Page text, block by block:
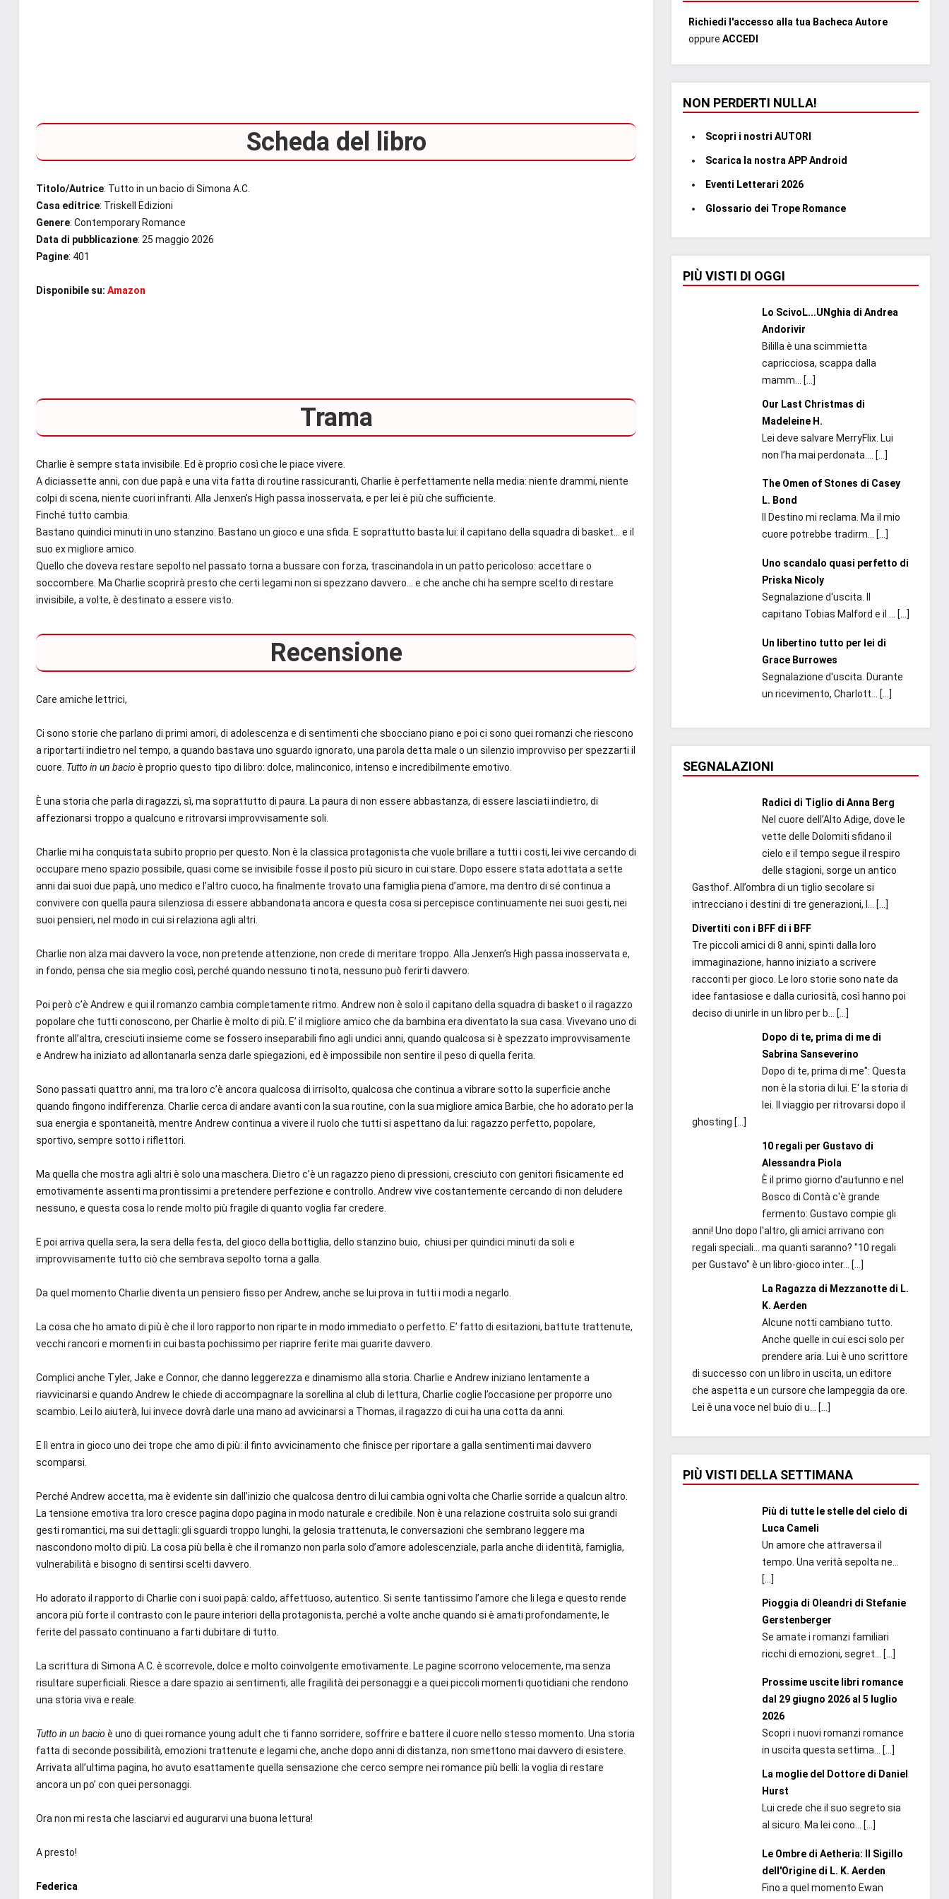
Scheda del libro
Titolo/Autrice: Tutto in un bacio di Simona A.C.
Casa editrice: Triskell Edizioni
Genere: Contemporary Romance
Data di pubblicazione: 25 maggio 2026
Pagine: 401
Disponibile su: Amazon
Trama
Charlie è sempre stata invisibile. Ed è proprio così che le piace vivere.
A diciassette anni, con due papà e una vita fatta di routine rassicuranti, Charlie è perfettamente nella media: niente drammi, niente
colpi di scena, niente cuori infranti. Alla Jenxen’s High passa inosservata, e per lei è più che sufficiente.
Finché tutto cambia.
Bastano quindici minuti in uno stanzino. Bastano un gioco e una sfida. E soprattutto basta lui: il capitano della squadra di basket… e il
suo ex migliore amico.
Quello che doveva restare sepolto nel passato torna a bussare con forza, trascinandola in un patto pericoloso: accettare o
soccombere. Ma Charlie scoprirà presto che certi legami non si spezzano davvero… e che anche chi ha sempre scelto di restare
invisibile, a volte, è destinato a essere visto.
Recensione
Care amiche lettrici,
Ci sono storie che parlano di primi amori, di adolescenza e di sentimenti che sbocciano piano e poi ci sono quei romanzi che riescono
a riportarti indietro nel tempo, a quando bastava uno sguardo ignorato, una parola detta male o un silenzio improvviso per spezzarti il
cuore. Tutto in un bacio è proprio questo tipo di libro: dolce, malinconico, intenso e incredibilmente emotivo.
È una storia che parla di ragazzi, sì, ma soprattutto di paura. La paura di non essere abbastanza, di essere lasciati indietro, di
affezionarsi troppo a qualcuno e ritrovarsi improvvisamente soli.
Charlie mi ha conquistata subito proprio per questo. Non è la classica protagonista che vuole brillare a tutti i costi, lei vive cercando di
occupare meno spazio possibile, quasi come se invisibile fosse il posto più sicuro in cui stare. Dopo essere stata adottata a sette
anni dai suoi due papà, uno medico e l’altro cuoco, ha finalmente trovato una famiglia piena d’amore, ma dentro di sé continua a
convivere con quella paura silenziosa di essere abbandonata ancora e questa cosa si percepisce continuamente nei suoi gesti, nei
suoi pensieri, nel modo in cui si relaziona agli altri.
Charlie non alza mai davvero la voce, non pretende attenzione, non crede di meritare troppo. Alla Jenxen’s High passa inosservata e,
in fondo, pensa che sia meglio così, perché quando nessuno ti nota, nessuno può ferirti davvero.
Poi però c’è Andrew e qui il romanzo cambia completamente ritmo. Andrew non è solo il capitano della squadra di basket o il ragazzo
popolare che tutti conoscono, per Charlie è molto di più. E’ il migliore amico che da bambina era diventato la sua casa. Vivevano uno di
fronte all’altra, cresciuti insieme come se fossero inseparabili fino agli undici anni, quando qualcosa si è spezzato improvvisamente
e Andrew ha iniziato ad allontanarla senza darle spiegazioni, ed è impossibile non sentire il peso di quella ferita.
Sono passati quattro anni, ma tra loro c’è ancora qualcosa di irrisolto, qualcosa che continua a vibrare sotto la superficie anche
quando fingono indifferenza. Charlie cerca di andare avanti con la sua routine, con la sua migliore amica Barbie, che ho adorato per la
sua energia e spontaneità, mentre Andrew continua a vivere il ruolo che tutti si aspettano da lui: ragazzo perfetto, popolare,
sportivo, sempre sotto i riflettori.
Ma quella che mostra agli altri è solo una maschera. Dietro c’è un ragazzo pieno di pressioni, cresciuto con genitori fisicamente ed
emotivamente assenti ma prontissimi a pretendere perfezione e controllo. Andrew vive costantemente cercando di non deludere
nessuno, e questa cosa lo rende molto più fragile di quanto voglia far credere.
E poi arriva quella sera, la sera della festa, del gioco della bottiglia, dello stanzino buio, chiusi per quindici minuti da soli e
improvvisamente tutto ciò che sembrava sepolto torna a galla.
Da quel momento Charlie diventa un pensiero fisso per Andrew, anche se lui prova in tutti i modi a negarlo.
La cosa che ho amato di più è che il loro rapporto non riparte in modo immediato o perfetto. E’ fatto di esitazioni, battute trattenute,
vecchi rancori e momenti in cui basta pochissimo per riaprire ferite mai guarite davvero.
Complici anche Tyler, Jake e Connor, che danno leggerezza e dinamismo alla storia. Charlie e Andrew iniziano lentamente a
riavvicinarsi e quando Andrew le chiede di accompagnare la sorellina al club di lettura, Charlie coglie l’occasione per proporre uno
scambio. Lei lo aiuterà, lui invece dovrà darle una mano ad avvicinarsi a Thomas, il ragazzo di cui ha una cotta da anni.
E lì entra in gioco uno dei trope che amo di più: il finto avvicinamento che finisce per riportare a galla sentimenti mai davvero
scomparsi.
Perché Andrew accetta, ma è evidente sin dall’inizio che qualcosa dentro di lui cambia ogni volta che Charlie sorride a qualcun altro.
La tensione emotiva tra loro cresce pagina dopo pagina in modo naturale e credibile. Non è una relazione costruita solo sui grandi
gesti romantici, ma sui dettagli: gli sguardi troppo lunghi, la gelosia trattenuta, le conversazioni che sembrano leggere ma
nascondono molto di più. La cosa più bella è che il romanzo non parla solo d’amore adolescenziale, parla anche di identità, famiglia,
vulnerabilità e bisogno di sentirsi scelti davvero.
Ho adorato il rapporto di Charlie con i suoi papà: caldo, affettuoso, autentico. Si sente tantissimo l’amore che li lega e questo rende
ancora più forte il contrasto con le paure interiori della protagonista, perché a volte anche quando si è amati profondamente, le
ferite del passato continuano a farti dubitare di tutto.
La scrittura di Simona A.C. è scorrevole, dolce e molto coinvolgente emotivamente. Le pagine scorrono velocemente, ma senza
risultare superficiali. Riesce a dare spazio ai sentimenti, alle fragilità dei personaggi e a quei piccoli momenti quotidiani che rendono
una storia viva e reale.
Tutto in un bacio è uno di quei romance young adult che ti fanno sorridere, soffrire e battere il cuore nello stesso momento. Una storia
fatta di seconde possibilità, emozioni trattenute e legami che, anche dopo anni di distanza, non smettono mai davvero di esistere.
Arrivata all’ultima pagina, ho avuto esattamente quella sensazione che cerco sempre nei romance più belli: la voglia di restare
ancora un po’ con quei personaggi.
Ora non mi resta che lasciarvi ed augurarvi una buona lettura!
A presto!
Federica
Richiedi l'accesso alla tua Bacheca Autore
oppure ACCEDI
NON PERDERTI NULLA!
Scopri i nostri AUTORI
Scarica la nostra APP Android
Eventi Letterari 2026
Glossario dei Trope Romance
PIÙ VISTI DI OGGI
Lo ScivoL...UNghia di Andrea
Andorivir
Bililla è una scimmietta
capricciosa, scappa dalla
mamm...
[…]
Our Last Christmas di
Madeleine H.
Lei deve salvare MerryFlix. Lui
non l’ha mai perdonata....
[…]
The Omen of Stones di Casey
L. Bond
Il Destino mi reclama. Ma il mio
cuore potrebbe tradirm... […]
Uno scandalo quasi perfetto di
Priska Nicoly
Segnalazione d'uscita. Il
capitano Tobias Malford e il ...
[…]
Un libertino tutto per lei di
Grace Burrowes
Segnalazione d'uscita. Durante
un ricevimento, Charlott...
[…]
SEGNALAZIONI
Radici di Tiglio di Anna Berg
Nel cuore dell’Alto Adige, dove le
vette delle Dolomiti sfidano il
cielo e il tempo segue il respiro
delle stagioni, sorge un antico
Gasthof. All’ombra di un tiglio secolare si
intrecciano i destini di tre generazioni, l...
[…]
Divertiti con i BFF di i BFF
Tre piccoli amici di 8 anni, spinti dalla loro
immaginazione, hanno iniziato a scrivere
racconti per gioco. Le loro storie sono nate da
idee fantasiose e dalla curiosità, così hanno poi
deciso di unirle in un libro per b...
[…]
Dopo di te, prima di me di
Sabrina Sanseverino
Dopo di te, prima di me": Questa
non è la storia di lui. E' la storia di
lei. Il viaggio per ritrovarsi dopo il
ghosting […]
10 regali per Gustavo di
Alessandra Piola
È il primo giorno d'autunno e nel
Bosco di Contà c'è grande
fermento: Gustavo compie gli
anni! Uno dopo l'altro, gli amici arrivano con
regali speciali... ma quanti saranno? "10 regali
per Gustavo" è un libro-gioco inter...
[…]
La Ragazza di Mezzanotte di L.
K. Aerden
Alcune notti cambiano tutto.
Anche quelle in cui esci solo per
prendere aria. Lui è uno scrittore
di successo con un libro in uscita, un editore
che aspetta e un cursore che lampeggia da ore.
Lei è una voce nel buio di u...
[…]
PIÙ VISTI DELLA SETTIMANA
Più di tutte le stelle del cielo di
Luca Cameli
Un amore che attraversa il
tempo. Una verità sepolta ne...
[…]
Pioggia di Oleandri di Stefanie
Gerstenberger
Se amate i romanzi familiari
ricchi di emozioni, segret...
[…]
Prossime uscite libri romance
dal 29 giugno 2026 al 5 luglio
2026
Scopri i nuovi romanzi romance
in uscita questa settima... […]
La moglie del Dottore di Daniel
Hurst
Lui crede che il suo segreto sia
al sicuro. Ma lei cono... […]
Le Ombre di Aetheria: Il Sigillo
dell'Origine di L. K. Aerden
Fino a quel momento Ewan